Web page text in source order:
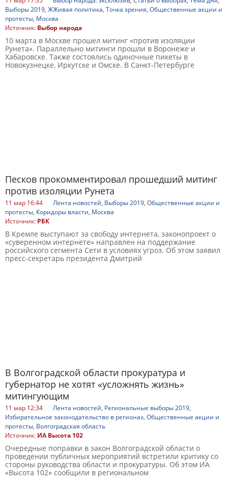
Выборы 2019, ЖЖивая политика, Точка зрения, Общественные акции и
протесты, Москва
Источник: Выбор народа
10 марта в Москве прошел митинг «против изоляции
Рунета». Параллельно митинги прошли в Воронеже и
Хабаровске. Также состоялись одиночные пикеты в
Новокузнецке, Иркутске и Омске. В Санкт-Петербурге
Песков прокомментировал прошедший митинг
против изоляции Рунета
11 мар 16:44 Лента новостей, Выборы 2019, Общественные акции и
протесты, Коридоры власти, Москва
Источник: РБК
В Кремле выступают за свободу интернета, законопроект о
«суверенном интернете» направлен на поддержание
российского сегмента Сети в условиях угроз. Об этом заявил
пресс-секретарь президента Дмитрий
В Волгоградской области прокуратура и
губернатор не хотят «усложнять жизнь»
митингующим
11 мар 12:34 Лента новостей, Региональные выборы 2019,
Избирательное законодательство в регионах, Общественные акции и
протесты, Волгоградская область
Источник: ИА Высота 102
Очередные поправки в закон Волгоградской области о
проведении публичных мероприятий встретили критику со
стороны руководства области и прокуратуры. Об этом ИА
«Высота 102» сообщили в региональном